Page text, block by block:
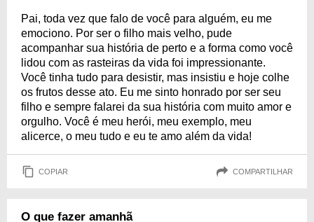
Pai, toda vez que falo de você para alguém, eu me
emociono. Por ser o filho mais velho, pude
acompanhar sua história de perto e a forma como você
lidou com as rasteiras da vida foi impressionante.
Você tinha tudo para desistir, mas insistiu e hoje colhe
os frutos desse ato. Eu me sinto honrado por ser seu
filho e sempre falarei da sua história com muito amor e
orgulho. Você é meu herói, meu exemplo, meu
alicerce, o meu tudo e eu te amo além da vida!
COPIAR COMPARTILHAR
O que fazer amanhã